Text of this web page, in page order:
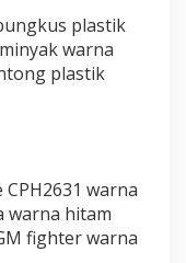
plastik
warna
plastik
warna
warna hitam
fighter warna